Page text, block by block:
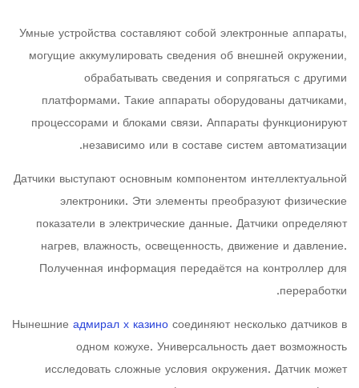
Умные устройства составляют собой электронные аппараты,
могущие аккумулировать сведения об внешней окружении,
обрабатывать сведения и сопрягаться с другими
платформами. Такие аппараты оборудованы датчиками,
процессорами и блоками связи. Аппараты функционируют
независимо или в составе систем автоматизации.
Датчики выступают основным компонентом интеллектуальной
электроники. Эти элементы преобразуют физические
показатели в электрические данные. Датчики определяют
нагрев, влажность, освещенность, движение и давление.
Полученная информация передаётся на контроллер для
переработки.
Нынешние адмирал х казиносоединяют несколько датчиков в
одном кожухе. Универсальность дает возможность
исследовать сложные условия окружения. Датчик может